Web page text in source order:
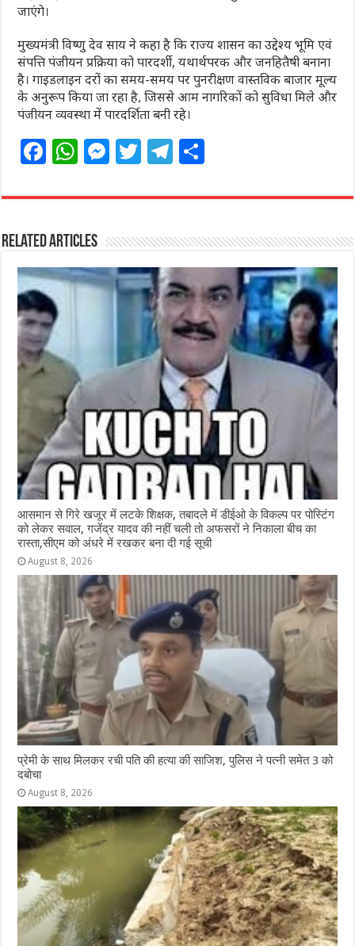
जाएंगे।
मुख्यमंत्री विष्णु देव साय ने कहा है कि राज्य शासन का उद्देश्य भूमि एवं
संपत्ति पंजीयन प्रक्रिया को पारदर्शी, यथार्थपरक और जनहितैषी बनाना
है। गाइडलाइन दरों का समय-समय पर पुनरीक्षण वास्तविक बाजार मूल्य
के अनुरूप किया जा रहा है, जिससे आम नागरिकों को सुविधा मिले और
पंजीयन व्यवस्था में पारदर्शिता बनी रहे।
F
c
e
b
o
o
k
W
at
s
A
p
M
ss
n
g
e
T
itt
r
T
e
ra
m
ar
Related Articles
आसमान से गिरे खजूर में लटके शिक्षक, तबादले में डीईओ के विकल्प पर पोस्टिंग
को लेकर सवाल, गजेंद्र यादव की नहीं चली तो अफसरों ने निकाला बीच का
रास्ता,सीएम को अंधरे में रखकर बना दी गई सूची
August 8, 2026
प्रेमी के साथ मिलकर रची पति की हत्या की साजिश, पुलिस ने पत्नी समेत 3 को
दबोचा
August 8, 2026